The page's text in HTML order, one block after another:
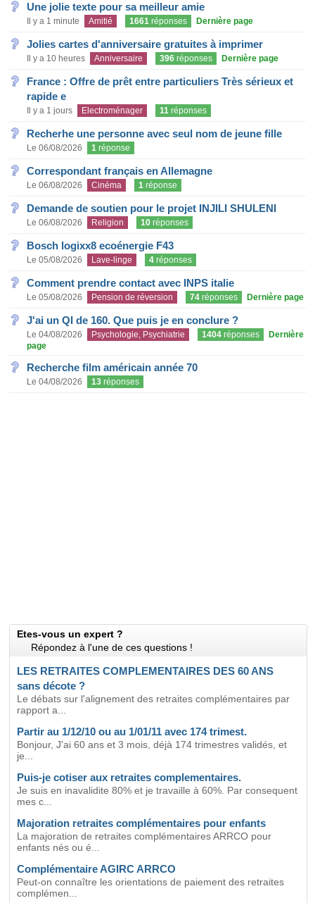
Une jolie texte pour sa meilleur amie
Il y a 1 minute Amitié 1661 réponses Dernière page
Jolies cartes d'anniversaire gratuites à imprimer
Il y a 10 heures Anniversaire 396 réponses Dernière page
France : Offre de prêt entre particuliers Très sérieux et
rapide e
Il y a 1 jours Electroménager 11 réponses
Recherhe une personne avec seul nom de jeune fille
Le 06/08/2026 1 réponse
Correspondant français en Allemagne
Le 06/08/2026 Cinéma 1 réponse
Demande de soutien pour le projet INJILI SHULENI
Le 06/08/2026 Religion 10 réponses
Bosch logixx8 ecoénergie F43
Le 05/08/2026 Lave-linge 4 réponses
Comment prendre contact avec INPS italie
Le 05/08/2026 Pension de réversion 74 réponses Dernière page
J'ai un QI de 160. Que puis je en conclure ?
Le 04/08/2026 Psychologie, Psychiatrie 1404 réponses
Dernière
page
Recherche film américain année 70
Le 04/08/2026 13 réponses
Etes-vous un expert ?
Répondez à l'une de ces questions !
LES RETRAITES COMPLEMENTAIRES DES 60 ANS
sans décote ?
Le débats sur l'alignement des retraites complémentaires par
rapport a...
Partir au 1/12/10 ou au 1/01/11 avec 174 trimest.
Bonjour, J'ai 60 ans et 3 mois, déjà 174 trimestres validés, et
je...
Puis-je cotiser aux retraites complementaires.
Je suis en inavalidite 80% et je travaille à 60%. Par consequent
mes c...
Majoration retraites complémentaires pour enfants
La majoration de retraites complémentaires ARRCO pour
enfants nés ou é...
Complémentaire AGIRC ARRCO
Peut-on connaître les orientations de paiement des retraites
complémen...